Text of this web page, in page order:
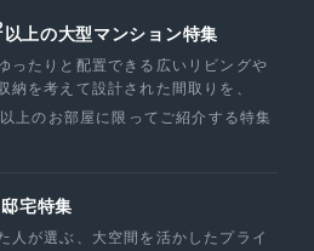
以上の大型マンション特集
ったりと配置できる広いリビングや
納を考えて設計された間取りを、
以上のお部屋に限ってご紹介する特集
宅特集
人が選ぶ、大空間を活かしたプライ